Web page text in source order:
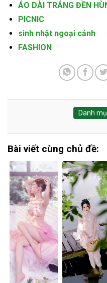
ÁO DÀI TRẮNG ĐỀN
PICNIC
sinh nhật ngoại cảnh
FASHION
Danh
Bài viết cùng chủ đề: